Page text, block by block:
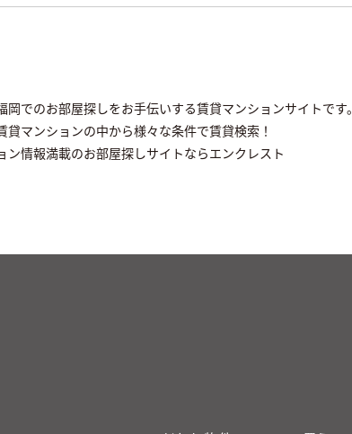
でのお部屋探しをお手伝いする賃貸マンションサイトです。
マンションの中から様々な条件で賃貸検索！
情報満載のお部屋探しサイトならエンクレスト